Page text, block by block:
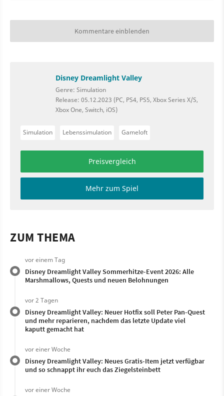
Kommentare einblenden
Disney Dreamlight Valley
Genre: Simulation
Release: 05.12.2023 (PC, PS4, PS5, Xbox Series X/S,
Xbox One, Switch, iOS)
Simulation Lebenssimulation Gameloft
Preisvergleich
Mehr zum Spiel
ZUM THEMA
vor einem Tag
Disney Dreamlight Valley Sommerhitze-Event 2026: Alle
Marshmallows, Quests und neuen Belohnungen
vor 2 Tagen
Disney Dreamlight Valley: Neuer Hotfix soll Peter Pan-Quest
und mehr reparieren, nachdem das letzte Update viel
kaputt gemacht hat
vor einer Woche
Disney Dreamlight Valley: Neues Gratis-Item jetzt verfügbar
und so schnappt ihr euch das Ziegelsteinbett
vor einer Woche